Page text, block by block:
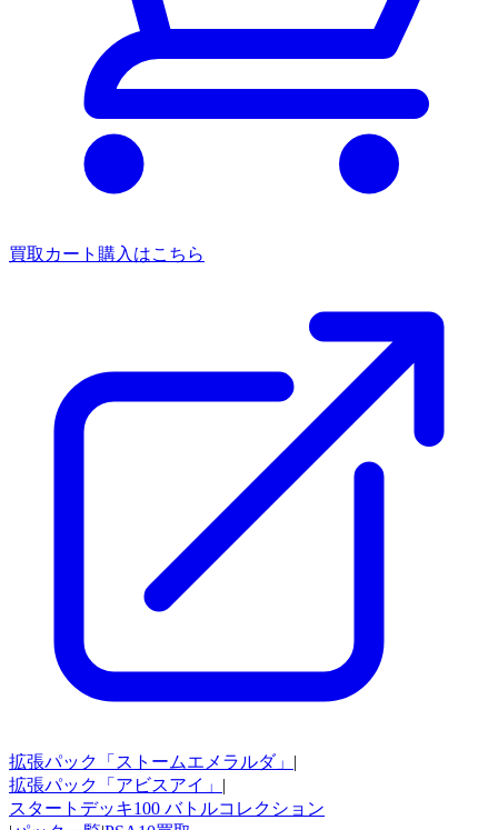
買取カート 購入はこちら
拡張パック 「ストームエメラルダ」 |
拡張パック
「アビスアイ」 |
スタートデッキ100 バトルコレクション